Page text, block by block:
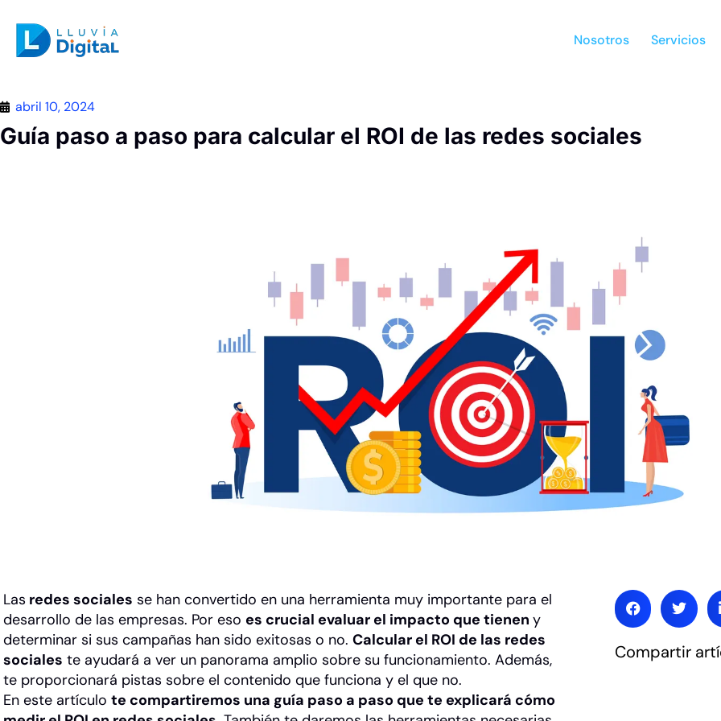
Nosotros Servicios
abril 10, 2024
Guía paso a paso para calcular el ROI de las redes sociales
Las redes sociales se han convertido en una herramienta muy importante para el
desarrollo de las empresas. Por eso es crucial evaluar el impacto que tienen y
determinar si sus campañas han sido exitosas o no. Calcular el ROI de las redes
sociales te ayudará a ver un panorama amplio sobre su funcionamiento. Además,
te proporcionará pistas sobre el contenido que funciona y el que no.
En este artículo te compartiremos una guía paso a paso que te explicará cómo
Compartir